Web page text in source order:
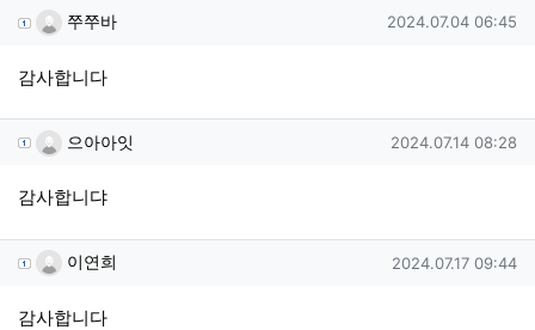
쭈쭈바님의 댓글
쭈쭈바 작성일
2024.07.04 06:45
감사합니다
으아아잇님의 댓글
으아아잇 작성일
2024.07.14 08:28
감사합니댜
이연희님의 댓글
이연희 작성일
2024.07.17 09:44
감사합니다